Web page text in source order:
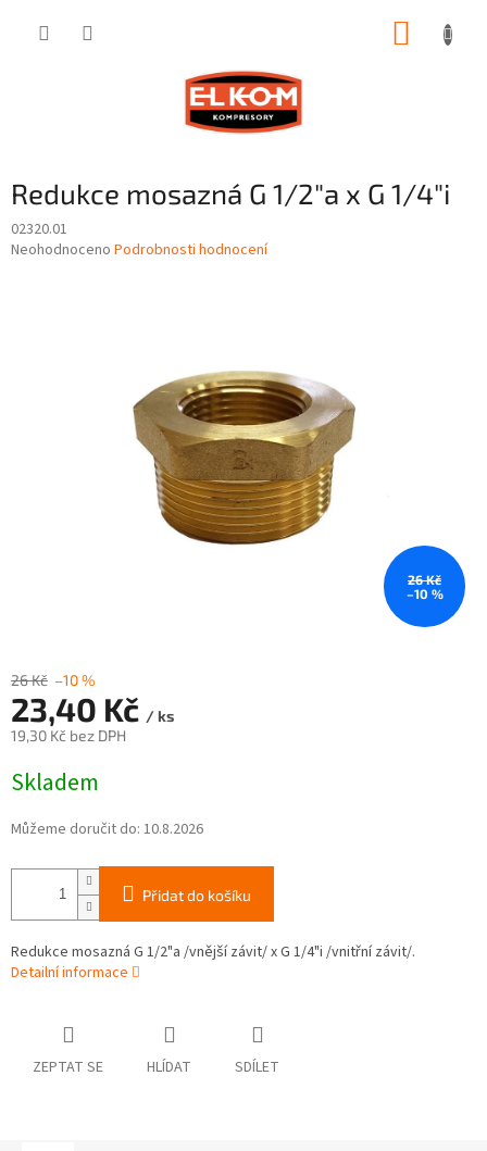
Redukce mosazná G 1/2"a x G 1/4"i
02320.01
Průměrné
Neohodnoceno Podrobnosti hodnocení
26 Kč
–10 %
26 Kč –10 %
23,40 Kč / ks
19,30 Kč bez DPH
cena:
Skladem
Můžeme doručit do: 10.8.2026
Přidat do košíku
Redukce mosazná G 1/2"a /vnější závit/ x G 1/4"i /vnitřní závit/.
Detailní informace
ZEPTAT SE HLÍDAT SDÍLET